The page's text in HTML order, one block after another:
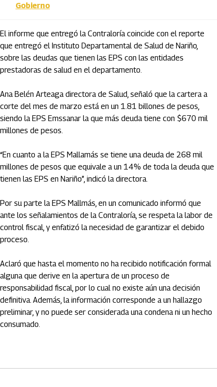
Gobierno
El informe que entregó la Contraloría coincide con el reporte
que entregó el Instituto Departamental de Salud de Nariño,
sobre las deudas que tienen las EPS con las entidades
prestadoras de salud en el departamento.
Ana Belén Arteaga directora de Salud, señaló que la cartera a
corte del mes de marzo está en un 1.81 billones de pesos,
siendo la EPS Emssanar la que más deuda tiene con $670 mil
millones de pesos.
“En cuanto a la EPS Mallamás se tiene una deuda de 268 mil
millones de pesos que equivale a un 14% de toda la deuda que
tienen las EPS en Nariño”, indicó la directora.
Por su parte la EPS Mallmás, en un comunicado informó que
ante los señalamientos de la Contraloría, se respeta la labor de
control fiscal, y enfatizó la necesidad de garantizar el debido
proceso.
Aclaró que hasta el momento no ha recibido notificación formal
alguna que derive en la apertura de un proceso de
responsabilidad fiscal, por lo cual no existe aún una decisión
definitiva. Además, la información corresponde a un hallazgo
preliminar, y no puede ser considerada una condena ni un hecho
consumado.